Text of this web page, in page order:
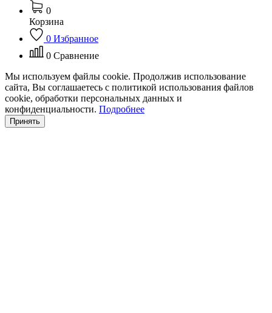
0
Корзина
0 Избранное
0 Сравнение
Мы используем файлы cookie. Продолжив использование
сайта, Вы соглашаетесь с политикой использования файлов
cookie, обработки персональных данных и
конфиденциальности. Подробнее
Принять